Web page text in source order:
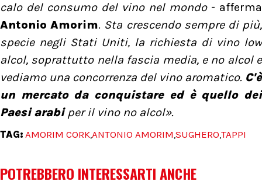
calo del consumo del vino nel mondo - afferma
Antonio Amorim. Sta crescendo sempre di più,
specie negli Stati Uniti, la richiesta di vino low
alcol, soprattutto nella fascia media, e no alcol e
vediamo una concorrenza del vino aromatico. C'è
un mercato da conquistare ed è quello dei
Paesi arabiper il vino no alcol».
TAG: AMORIM CORK,ANTONIO AMORIM,SUGHERO,TAPPI
POTREBBERO INTERESSARTI ANCHE